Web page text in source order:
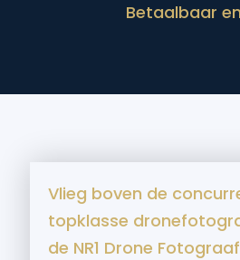
Betaalbaar
Vlieg boven de
topklasse
de NR1 Drone